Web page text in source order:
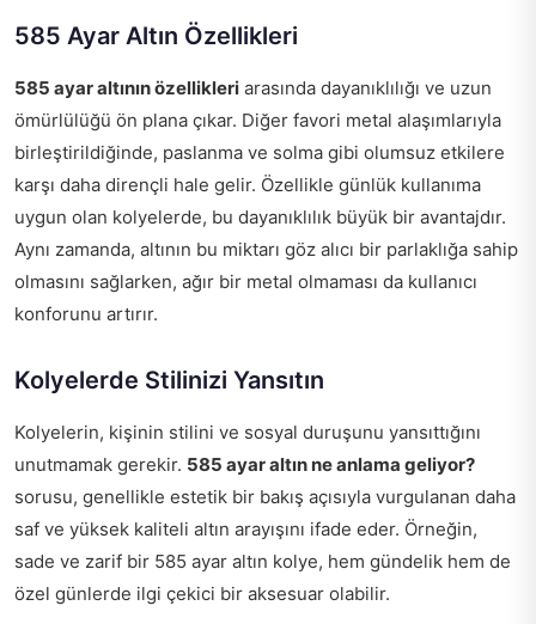
585 Ayar Altın Özellikleri
585 ayar altının özellikleri arasında dayanıklılığı ve uzun
ömürlülüğü ön plana çıkar. Diğer favori metal alaşımlarıyla
birleştirildiğinde, paslanma ve solma gibi olumsuz etkilere
karşı daha dirençli hale gelir. Özellikle günlük kullanıma
uygun olan kolyelerde, bu dayanıklılık büyük bir avantajdır.
Aynı zamanda, altının bu miktarı göz alıcı bir parlaklığa sahip
olmasını sağlarken, ağır bir metal olmaması da kullanıcı
konforunu artırır.
Kolyelerde Stilinizi Yansıtın
Kolyelerin, kişinin stilini ve sosyal duruşunu yansıttığını
unutmamak gerekir. 585 ayar altın ne anlama geliyor?
sorusu, genellikle estetik bir bakış açısıyla vurgulanan daha
saf ve yüksek kaliteli altın arayışını ifade eder. Örneğin,
sade ve zarif bir 585 ayar altın kolye, hem gündelik hem de
özel günlerde ilgi çekici bir aksesuar olabilir.